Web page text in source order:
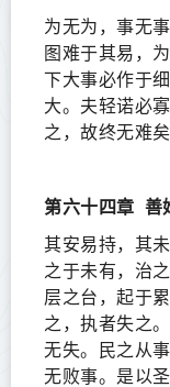
为无为，事无
图难于其易，
下大事必作于
大。夫轻诺必
之，故终无难矣
第六十四章 善
其安易持，其
之于未有，治
层之台，起于
之，执者失之
无失。民之从
无败事。是以